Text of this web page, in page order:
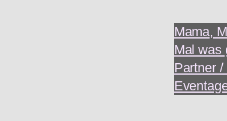
Mama,
Mal was
Partner